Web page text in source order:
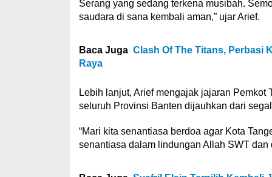
Serang yang sedang terkena musibah.
saudara di sana kembali aman,” ujar Arief.
Baca Juga Clash Of The Titans, Perbasi
Raya
Lebih lanjut, Arief mengajak jajaran Pemkot
seluruh Provinsi Banten dijauhkan dari
“Mari kita senantiasa berdoa agar Kota
senantiasa dalam lindungan Allah SWT